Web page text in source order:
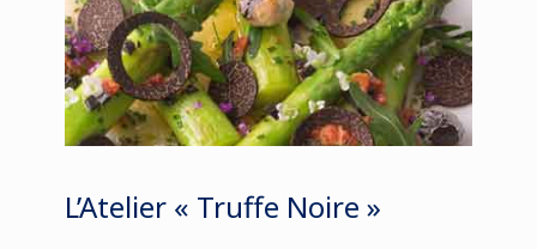
L’Atelier « Truffe Noire »